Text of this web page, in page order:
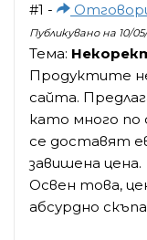
#1 -
Публикувано на 10/05/
Тема:
Продуктите
сайта.
като много по
се доставят
завишена цена.
Освен това,
абсурдно